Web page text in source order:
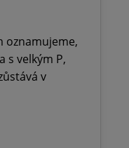
oznamujeme,
s velkým P,
v